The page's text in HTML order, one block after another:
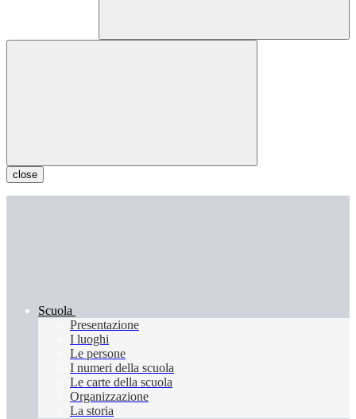
close
Scuola
Presentazione
I luoghi
Le persone
I numeri della scuola
Le carte della scuola
Organizzazione
La storia